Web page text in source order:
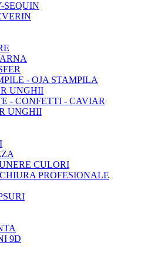
SEQUIN
- OJA STAMPILA
UNGHII
- CONFETTI - CAVIAR
UNGHII
CULORI
PROFESIONALE
9D